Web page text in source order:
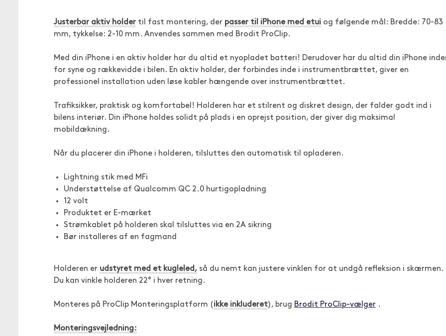
Justerbar aktiv holder til fast montering, der passer til iPhone med etui og følgende mål: Bredde: 70-83
mm, tykkelse: 2-10 mm. Anvendes sammen med Brodit ProClip.
Med din iPhone i en aktiv holder har du altid et nyopladet batteri! Derudover har du altid din iPhone
for syne og rækkevidde i bilen. En aktiv holder, der forbindes inde i instrumentbrættet, giver en
professionel installation uden løse kabler hængende over instrumentbrættet.
Trafiksikker, praktisk og komfortabel! Holderen har et stilrent og diskret design, der falder godt ind i
bilens interiør. Din iPhone holdes solidt på plads i en oprejst position, der giver dig maksimal
mobildækning.
Når du placerer din iPhone i holderen, tilsluttes den automatisk til opladeren.
Lightning stik med MFi
Understøttelse af Qualcomm QC 2.0 hurtigopladning
12 volt
Produktet er E-mærket
Strømkablet på holderen skal tilsluttes via en 2A sikring
Bør installeres af en fagmand
Holderen er udstyret med et kugleled, så du nemt kan justere vinklen for at undgå refleksion i skærmen.
Du kan vinkle holderen 22° i hver retning.
Monteres på ProClip Monteringsplatform (ikke inkluderet), brug Brodit ProClip-vælger .
Monteringsvejledning: